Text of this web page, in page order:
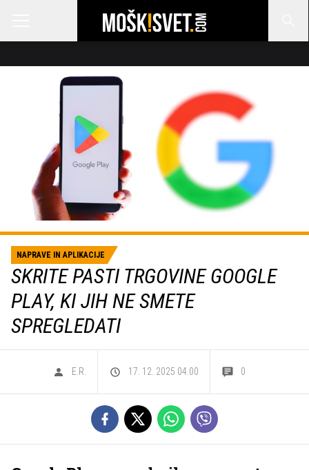
NAPRAVE IN APLIKACIJE
SKRITE PASTI TRGOVINE GOOGLE
PLAY, KI JIH NE SMETE
SPREGLEDATI
E.R. 17. 12. 2025 04.00 0